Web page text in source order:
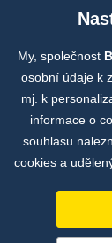
Společné
My, společnost
osobní údaje k
mj. k
informace o
souhlasu
cookies a